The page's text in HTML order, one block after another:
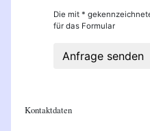
Die mit *
für das Formular
Anfrage senden
Kontaktdaten